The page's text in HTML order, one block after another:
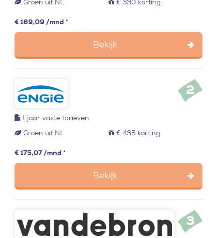
Groen uit NL
€ 330 korting
€ 169,09 /mnd *
Bekijk
2
1 jaar vaste tarieven
Groen uit NL
€ 435 korting
€ 175,07 /mnd *
Bekijk
3